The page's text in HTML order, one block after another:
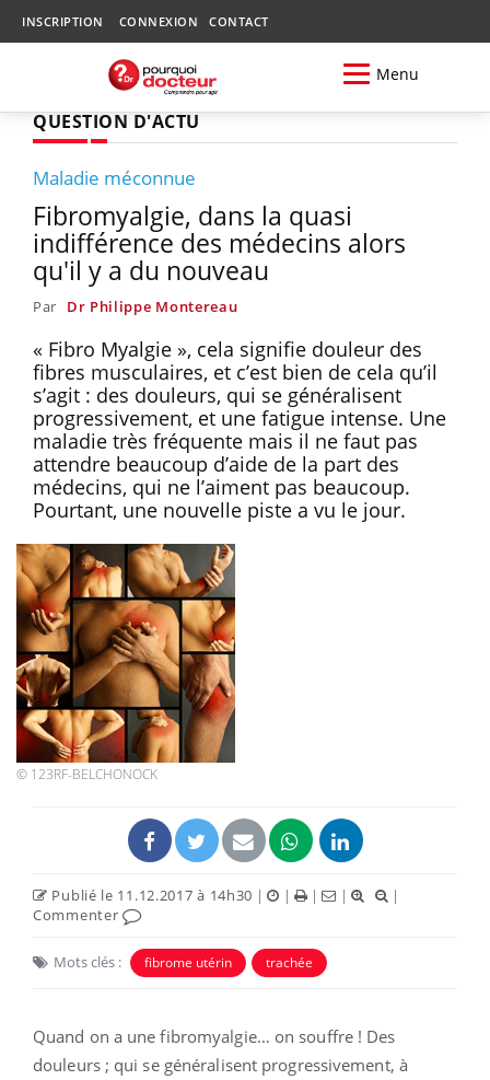
INSCRIPTION CONNEXION CONTACT
Menu
QUESTION D'ACTU
Maladie méconnue
Fibromyalgie, dans la quasi
indifférence des médecins alors
qu'il y a du nouveau
Par Dr Philippe Montereau
« Fibro Myalgie », cela signifie douleur des
fibres musculaires, et c’est bien de cela qu’il
s’agit : des douleurs, qui se généralisent
progressivement, et une fatigue intense. Une
maladie très fréquente mais il ne faut pas
attendre beaucoup d’aide de la part des
médecins, qui ne l’aiment pas beaucoup.
Pourtant, une nouvelle piste a vu le jour.
© 123RF-BELCHONOCK
Publié le 11.12.2017 à 14h30 | | | |
|
Commenter
Mots clés : fibrome utérin trachée
Quand on a une fibromyalgie… on souffre ! Des
douleurs ; qui se généralisent progressivement, à